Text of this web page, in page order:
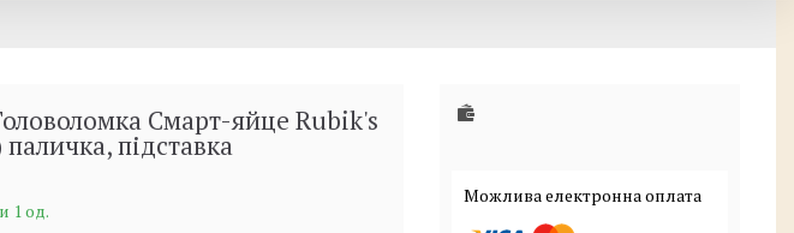
Смарт-яйце Rubik's
підставка
1 од.